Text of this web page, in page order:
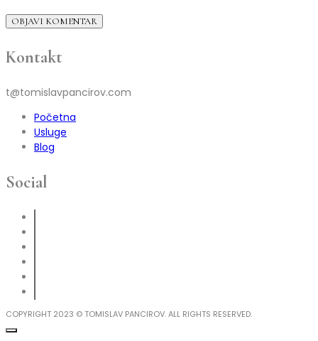
OBJAVI KOMENTAR
Kontakt
t@tomislavpancirov.com
Početna
Usluge
Blog
Social
COPYRIGHT 2023 © TOMISLAV PANCIROV. ALL RIGHTS RESERVED.